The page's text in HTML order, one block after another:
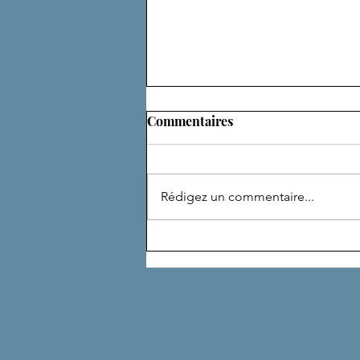
ADEPTE
Commentaires
Rédigez un commentaire...